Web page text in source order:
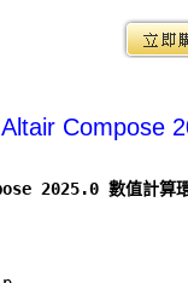
Altair Compose
2025.0 數值計算